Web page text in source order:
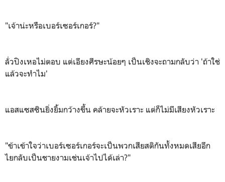
"เจ้าน่ะหรือเบอร์เซอร์เกอร์?"
ลั่วปิงเหอไม่ตอบ แต่เอียงศีรษะน้อยๆ เป็นเชิงจะถามกลับว่า 'ถ้าใช่
แล้วจะทำไม'
แอสแซสซินยิ่งยิ้มกว้างขึ้น คล้ายจะหัวเราะ แต่ก็ไม่มีเสียงหัวเราะ
"ข้าเข้าใจว่าเบอร์เซอร์เกอร์จะเป็นพวกเสียสติกันทั้งหมดเสียอีก
ไยกลับเป็นชายงามเช่นเจ้าไปได้เล่า?"